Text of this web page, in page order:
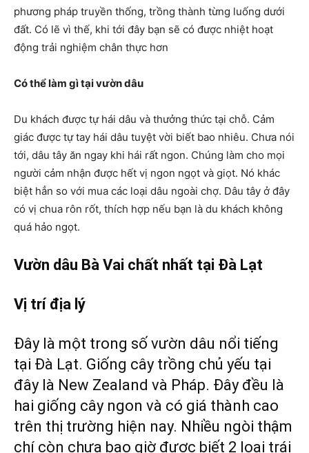
phương pháp truyền thống, trồng thành từng luống dưới
đất. Có lẽ vì thế, khi tới đây bạn sẽ có được nhiệt hoạt
động trải nghiệm chân thực hơn
Có thể làm gì tại vườn dâu
Du khách được tự hái dâu và thưởng thức tại chỗ. Cảm
giác được tự tay hái dâu tuyệt vời biết bao nhiêu. Chưa nói
tới, dâu tây ăn ngay khi hái rất ngon. Chúng làm cho mọi
người cảm nhận được hết vị ngon ngọt và giọt. Nó khác
biệt hẳn so với mua các loại dâu ngoài chợ. Dâu tây ở đây
có vị chua rôn rốt, thích hợp nếu bạn là du khách không
quá hảo ngọt.
Vườn dâu Bà Vai chất nhất tại Đà Lạt
Vị trí địa lý
Đây là một trong số vườn dâu nổi tiếng
tại Đà Lạt. Giống cây trồng chủ yếu tại
đây là New Zealand và Pháp. Đây đều là
hai giống cây ngon và có giá thành cao
trên thị trường hiện nay. Nhiều ngòi thậm
chí còn chưa bao giờ được biết 2 loại trái